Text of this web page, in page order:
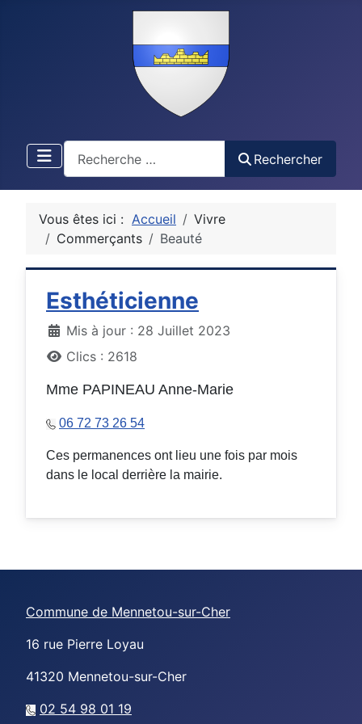
Rechercher
Vous êtes ici : Accueil
Vivre
Commerçants
Beauté
Esthéticienne
DétailsMis à jour : 28 Juillet 2023
Clics : 2618
Mme PAPINEAU Anne-Marie
06 72 73 26 54
Ces permanences ont lieu une fois par mois
dans le local derrière la mairie.
Commune de Mennetou-sur-Cher
16 rue Pierre Loyau
41320 Mennetou-sur-Cher
02 54 98 01 19